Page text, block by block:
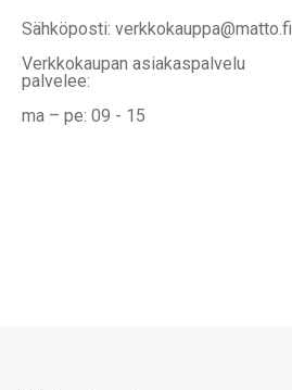
Sähköposti: verkkokauppa@matto.fi
Verkkokaupan asiakaspalvelu
palvelee:
ma – pe: 09 - 15